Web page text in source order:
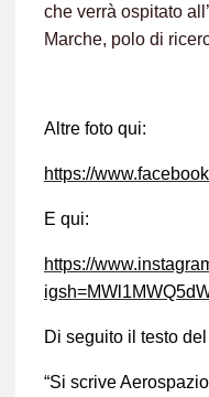
che verrà ospitato
Marche, polo di
Altre foto qui:
https://
E qui:
https://
Di seguito il testo
“Si scrive